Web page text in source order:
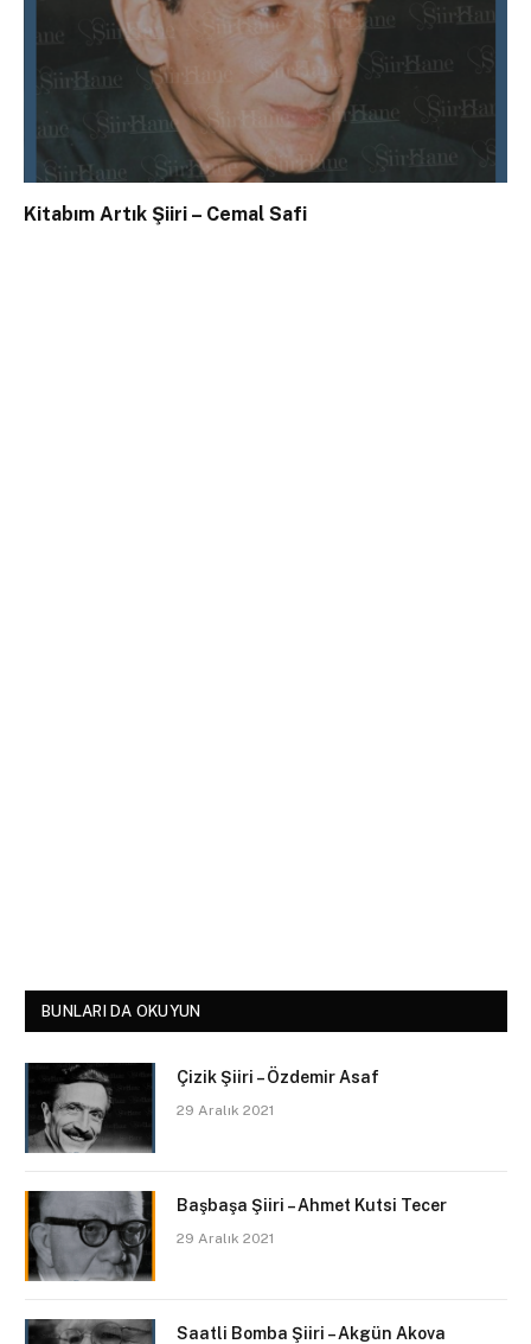
Kitabım Artık Şiiri – Cemal Safi
BUNLARI DA OKUYUN
Çizik Şiiri – Özdemir Asaf
29 Aralık 2021
Başbaşa Şiiri – Ahmet Kutsi Tecer
29 Aralık 2021
Saatli Bomba Şiiri – Akgün Akova